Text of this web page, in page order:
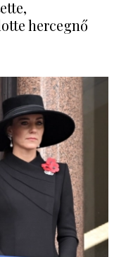
hercegnő